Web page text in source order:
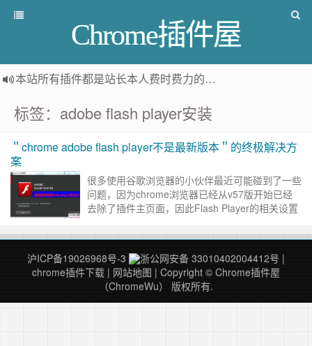
Chrome插件屋
本站所有插件都是站长本人费时费力的人工筛选推荐
标签：adobe flash player安装
＂chrome adobe flash player不是最新版本＂的终极解决方
案
很多使用谷歌浏览器的小伙伴最近可能碰到了一些
问题，因为chrome浏览器已经从v57版开始已经
去除了插件主页面，因此Flash Player的相关设置
到，有……继续阅读 »
沪ICP备19026968号-3
浙公网安备 33010402004412号 |
chrome插件下载 | 网站地图 | Copyright © Chrome插件屋
（ChromeWu） 版权所有.